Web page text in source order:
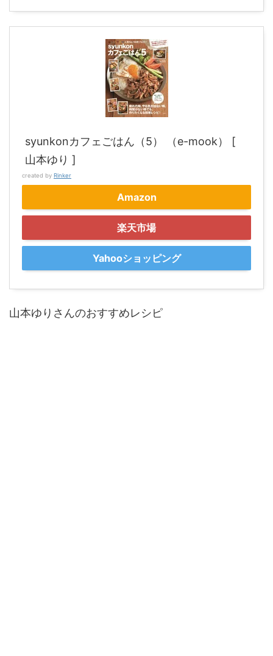
syunkonカフェごはん（5） （e-mook） [
山本ゆり ]
created by Rinker
Amazon
楽天市場
Yahooショッピング
山本ゆりさんのおすすめレシピ